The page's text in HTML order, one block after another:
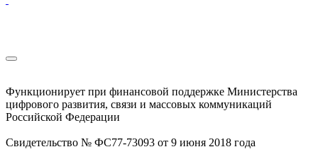
Функционирует при финансовой поддержке Министерства
цифрового развития, связи и массовых коммуникаций
Российской Федерации
Свидетельство № ФС77-73093 от 9 июня 2018 года